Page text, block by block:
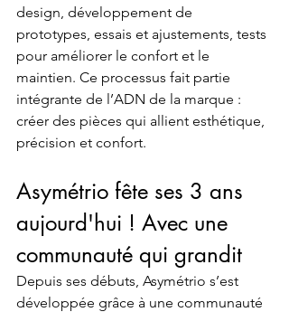
design, développement de
prototypes, essais et ajustements, tests
pour améliorer le confort et le
maintien. Ce processus fait partie
intégrante de l’ADN de la marque :
créer des pièces qui allient esthétique,
précision et confort.
Asymétrio fête ses 3 ans
aujourd'hui ! Avec une
communauté qui grandit
Depuis ses débuts, Asymétrio s’est
développée grâce à une communauté